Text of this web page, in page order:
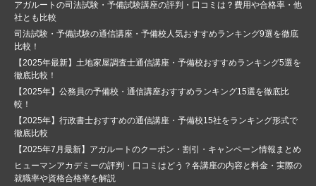
アガルートの司法試験・予備試験講座の評判・口コミは？費用や合格率・他
社とも比較
司法試験・予備試験の通信講座・予備校人気おすすめランキング9選を徹底
比較！
【2025年最新】土地家屋調査士通信講座・予備校おすすめランキング5選を
徹底比較！
【2025年】公務員の予備校・通信講座おすすめランキング15選を徹底比
較！
【2025年】行政書士おすすめの通信講座・予備校15社をランキング形式で
徹底比較
【2025年7月最新】アガルートのクーポン・割引・キャンペーン情報まとめ
ヒューマンアカデミーの評判・口コミはどう？各講座の内容と料金・実際の
就職率や資格合格率を解説